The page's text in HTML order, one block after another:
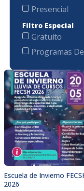
Presencial
Filtro Especial
Gratuito
Programas
Escuela de Invierno
2026